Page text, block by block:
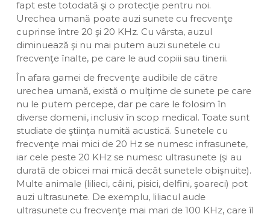
fapt este totodată şi o protecţie pentru noi.
Urechea umană poate auzi sunete cu frecvenţe
cuprinse între 20 şi 20 KHz. Cu vârsta, auzul
diminuează şi nu mai putem auzi sunetele cu
frecvenţe înalte, pe care le aud copiii sau tinerii.
În afara gamei de frecvenţe audibile de către
urechea umană, există o mulţime de sunete pe care
nu le putem percepe, dar pe care le folosim în
diverse domenii, inclusiv în scop medical. Toate sunt
studiate de ştiinţa numită acustică. Sunetele cu
frecvenţe mai mici de 20 Hz se numesc infrasunete,
iar cele peste 20 KHz se numesc ultrasunete (şi au
durată de obicei mai mică decât sunetele obişnuite).
Multe animale (lilieci, câini, pisici, delfini, şoareci) pot
auzi ultrasunete. De exemplu, liliacul aude
ultrasunete cu frecvenţe mai mari de 100 KHz, care îl